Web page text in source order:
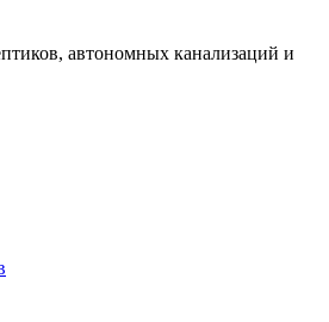
автономных канализаций и